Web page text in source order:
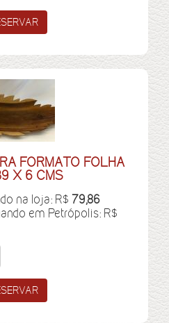
FORMATO FOLHA
X 6 CMS
na loja: R$ 79,86
em Petrópolis: R$